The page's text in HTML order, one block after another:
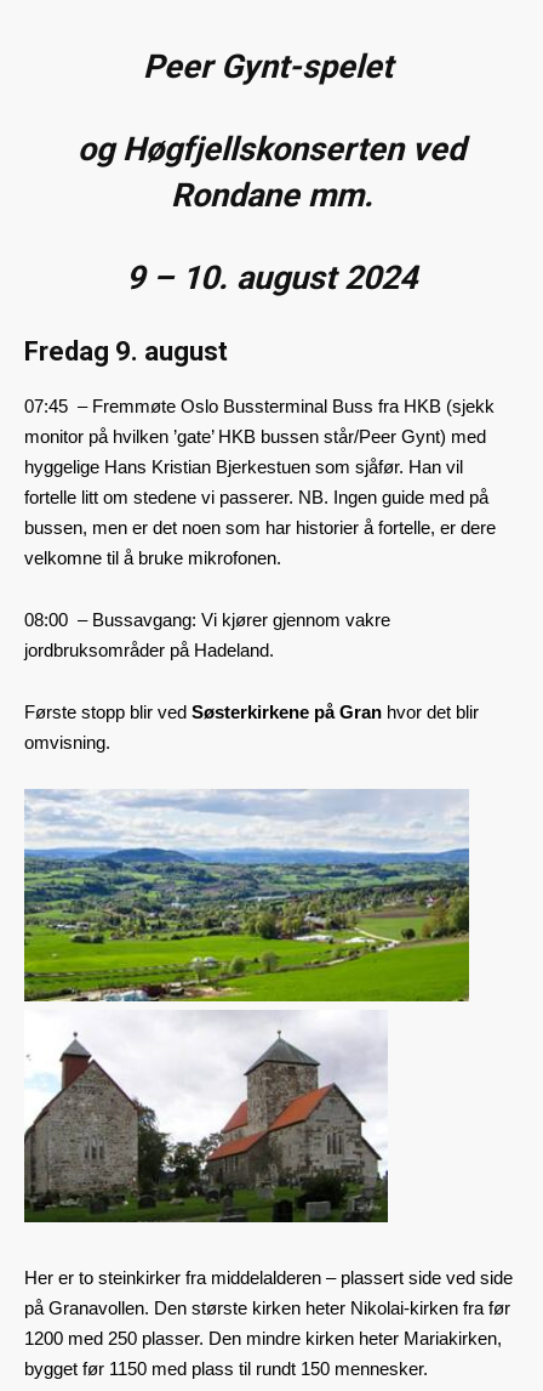
Peer Gynt-spelet
ogHøgfjellskonserten ved
Rondane mm.
9 – 10. august 2024
Fredag 9. august
07:45 – Fremmøte Oslo Bussterminal Buss fra HKB (sjekk
monitor på hvilken ’gate’ HKB bussen står/Peer Gynt) med
hyggelige Hans Kristian Bjerkestuen som sjåfør. Han vil
fortelle litt om stedene vi passerer. NB. Ingen guide med på
bussen, men er det noen som har historier å fortelle, er dere
velkomne til å bruke mikrofonen.
08:00 – Bussavgang: Vi kjører gjennom vakre
jordbruksområder på Hadeland.
Første stopp blir ved Søsterkirkene på Gran hvor det blir
omvisning.
Her er to steinkirker fra middelalderen – plassert side ved side
på Granavollen. Den største kirken heter Nikolai-kirken fra før
1200 med 250 plasser. Den mindre kirken heter Mariakirken,
bygget før 1150 med plass til rundt 150 mennesker.